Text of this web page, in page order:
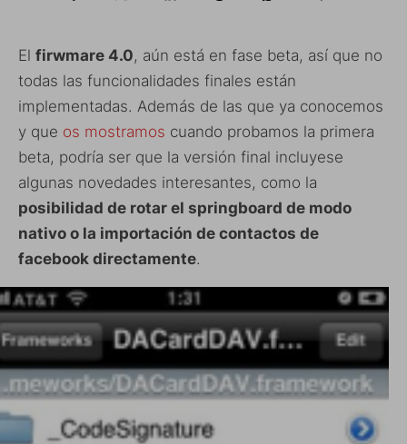
El firwmare 4.0, aún está en fase beta, así que no
todas las funcionalidades finales están
implementadas. Además de las que ya conocemos
y que os mostramos cuando probamos la primera
beta, podría ser que la versión final incluyese
algunas novedades interesantes, como la
posibilidad de rotar el springboard de modo
nativo o la importación de contactos de
facebook directamente.